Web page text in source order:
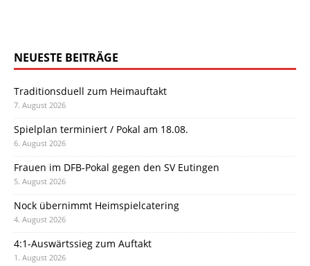
NEUESTE BEITRÄGE
Traditionsduell zum Heimauftakt
7. August 2026
Spielplan terminiert / Pokal am 18.08.
6. August 2026
Frauen im DFB-Pokal gegen den SV Eutingen
5. August 2026
Nock übernimmt Heimspielcatering
4. August 2026
4:1-Auswärtssieg zum Auftakt
1. August 2026